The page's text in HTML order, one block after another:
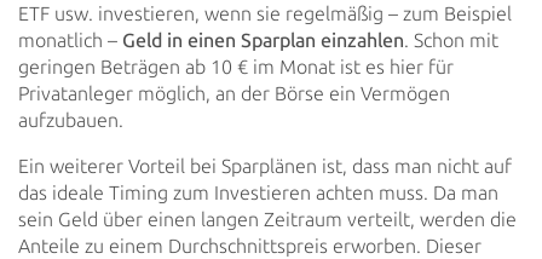
ETF usw. investieren, wenn sie regelmäßig – zum Beispiel
monatlich – Geld in einen Sparplan einzahlen. Schon mit
geringen Beträgen ab 10 € im Monat ist es hier für
Privatanleger möglich, an der Börse ein Vermögen
aufzubauen.
Ein weiterer Vorteil bei Sparplänen ist, dass man nicht auf
das ideale Timing zum Investieren achten muss. Da man
sein Geld über einen langen Zeitraum verteilt, werden die
Anteile zu einem Durchschnittspreis erworben. Dieser